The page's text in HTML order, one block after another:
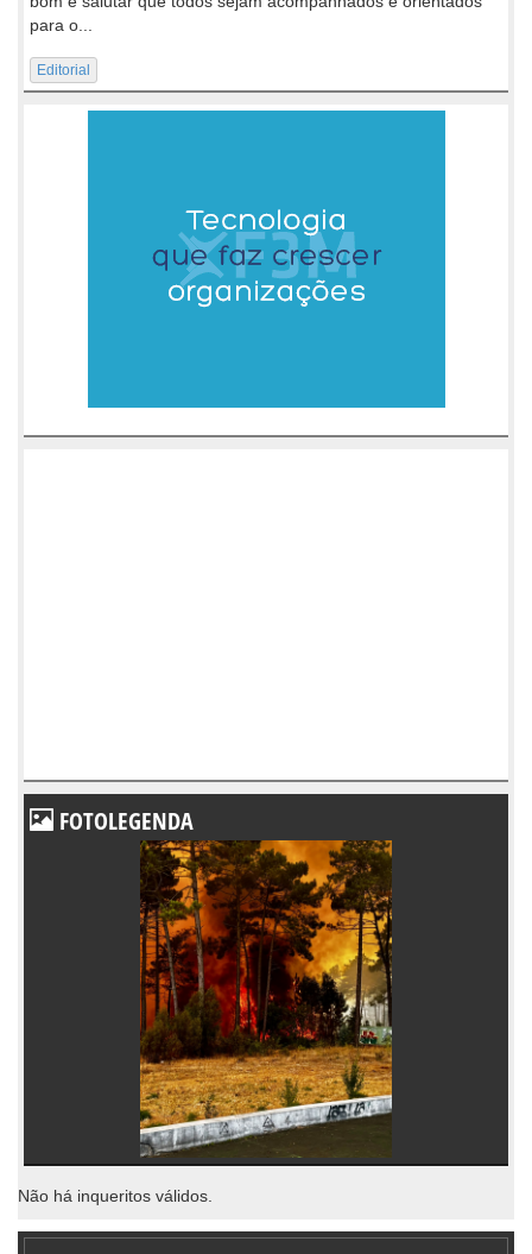
para o...
Editorial
FOTOLEGENDA
Não há inqueritos válidos.